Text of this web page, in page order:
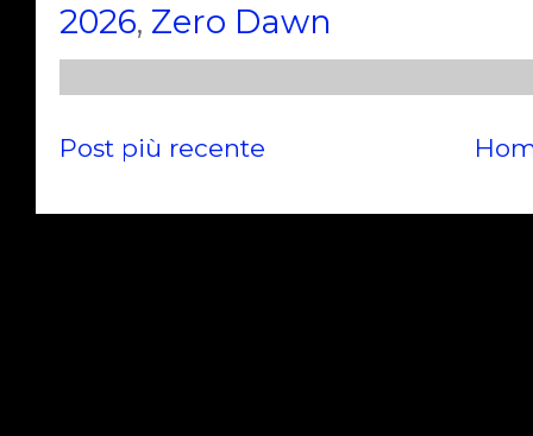
2026, Zero Dawn
Post più recente